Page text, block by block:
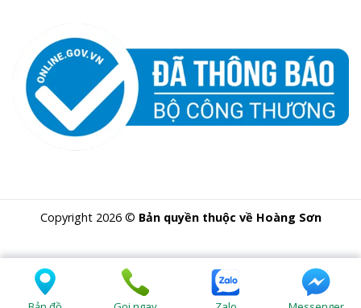
Copyright 2026 © Bản quyền thuộc về Hoàng Sơn